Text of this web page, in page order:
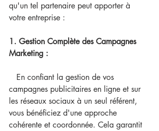
qu'un tel partenaire peut apporter à
votre entreprise :
1. Gestion Complète des Campagnes
Marketing :
campagnes publicitaires en ligne et sur
les réseaux sociaux à un seul référent,
vous bénéficiez d'une approche
cohérente et coordonnée. Cela garantit